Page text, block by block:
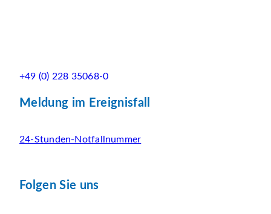
+49 (0) 228 35068-0
Meldung im Ereignisfall
24-Stunden-Notfallnummer
Folgen Sie uns